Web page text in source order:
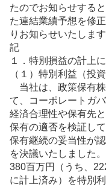
たのでお知らせする
た連結業績予想を修
りお知らせいたします
記
１．特別損益の計上
（１）特別利益（投
当社は、政策保有
て、コーポレートガ
経済合理性や保有先
保有の適否を検証し
保有継続の妥当性が
を決議いたしました
380百万円（うち、
に計上済み）を特別